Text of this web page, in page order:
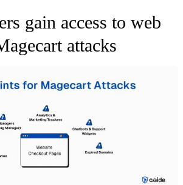
gain access to web
attacks